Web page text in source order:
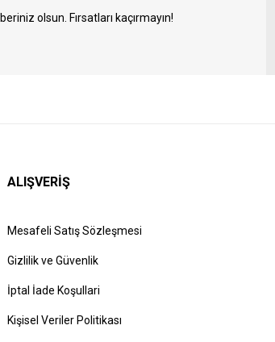
olsun. Fırsatları kaçırmayın!
ALIŞVERİŞ
Mesafeli Satış Sözleşmesi
Gizlilik ve Güvenlik
İptal İade Koşullari
Kişisel Veriler Politikası